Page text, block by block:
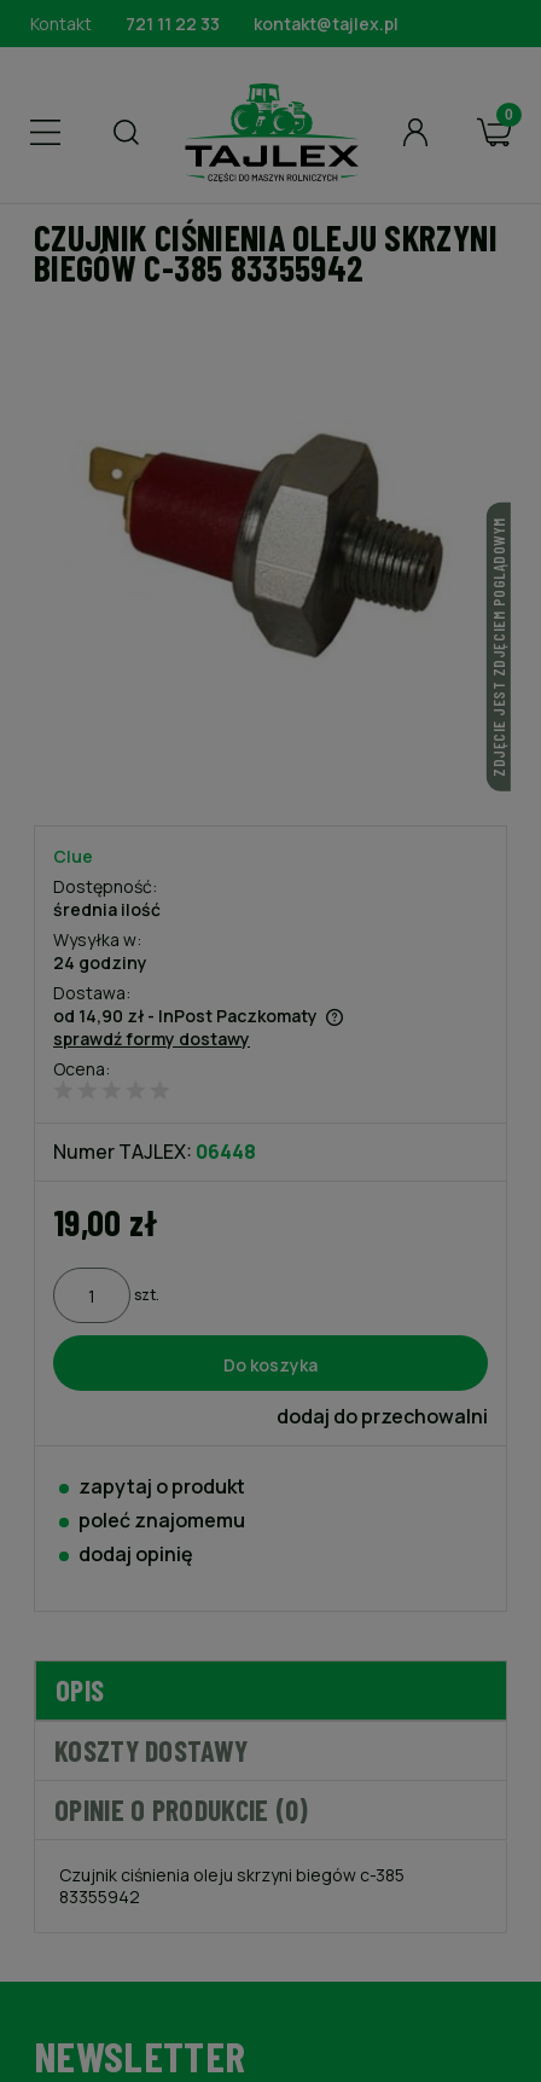
Kontakt 721 11 22 33 kontakt@tajlex.pl
CZUJNIK CIŚNIENIA OLEJU SKRZYNI
BIEGÓW C-385 83355942
ZDJĘCIE JEST ZDJĘCIEM POGLĄDOWYM
Ocena:
Clue
Dostępność:
średnia ilość
Wysyłka w:
24 godziny
Dostawa:
od 14,90 zł - InPost Paczkomaty
Cena nie zawiera ewentualnych kosztów płatności
sprawdź formy dostawy
Numer TAJLEX: 06448
19,00 zł
szt.
Do koszyka
dodaj do przechowalni
zapytaj o produkt
poleć znajomemu
dodaj opinię
OPIS
KOSZTY DOSTAWY
OPINIE O PRODUKCIE (0)
Czujnik ciśnienia oleju skrzyni biegów c-385
83355942
NEWSLETTER